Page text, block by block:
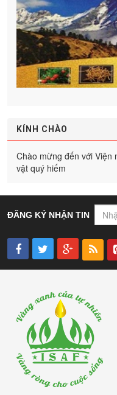
KÍNH CHÀO
Chào mừng đến với
vật quý hiếm
ĐĂNG KÝ NHẬN TIN